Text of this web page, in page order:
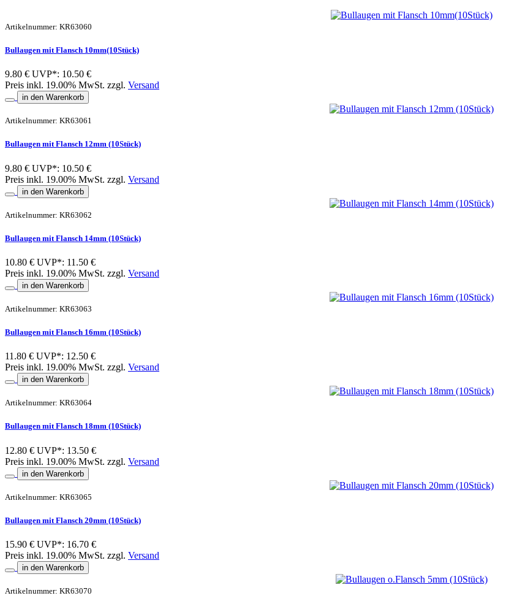
Artikelnummer: KR63060
Bullaugen mit Flansch 10mm(10Stück)
9.80 € UVP*: 10.50 €
Preis inkl. 19.00% MwSt. zzgl. Versand
in den Warenkorb
Artikelnummer: KR63061
Bullaugen mit Flansch 12mm (10Stück)
9.80 € UVP*: 10.50 €
Preis inkl. 19.00% MwSt. zzgl. Versand
in den Warenkorb
Artikelnummer: KR63062
Bullaugen mit Flansch 14mm (10Stück)
10.80 € UVP*: 11.50 €
Preis inkl. 19.00% MwSt. zzgl. Versand
in den Warenkorb
Artikelnummer: KR63063
Bullaugen mit Flansch 16mm (10Stück)
11.80 € UVP*: 12.50 €
Preis inkl. 19.00% MwSt. zzgl. Versand
in den Warenkorb
Artikelnummer: KR63064
Bullaugen mit Flansch 18mm (10Stück)
12.80 € UVP*: 13.50 €
Preis inkl. 19.00% MwSt. zzgl. Versand
in den Warenkorb
Artikelnummer: KR63065
Bullaugen mit Flansch 20mm (10Stück)
15.90 € UVP*: 16.70 €
Preis inkl. 19.00% MwSt. zzgl. Versand
in den Warenkorb
Artikelnummer: KR63070